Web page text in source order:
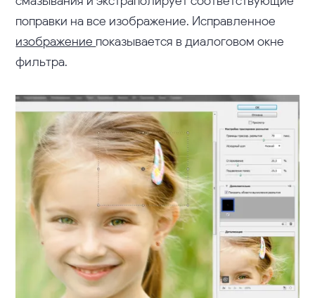
поправки на все изображение. Исправленное
изображение показывается в диалоговом окне
фильтра.